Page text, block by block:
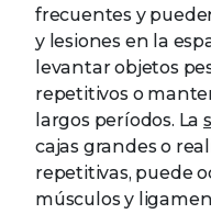
frecuentes y
y lesiones en la
levantar objetos
repetitivos o
largos períodos. La
cajas grandes o
repetitivas, puede
músculos y